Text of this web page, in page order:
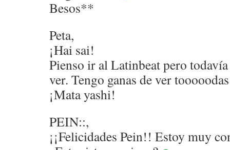
Besos**
Peta,
¡Hai sai!
Pienso ir al Latinbeat pero
ver. Tengo ganas de ver
¡Mata yashi!
PEIN::,
¡¡Felicidades Pein!! Estoy muy